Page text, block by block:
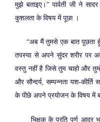
मुझे बताइए।” पार्वती जी ने
कुशलता के विषय में पूछा ।
“अब मैं तुमसे एक बात पूछता
तपस्या से अपने सुंदर शरीर पर
वस्तु नहीं है जिसे तुम चाहो और
और सौन्दर्य, सम्पन्नता यश-
के पीछे अपने प्रयोजन के विषय में
भिक्षुक के प्रति पूर्ण आदर भाव